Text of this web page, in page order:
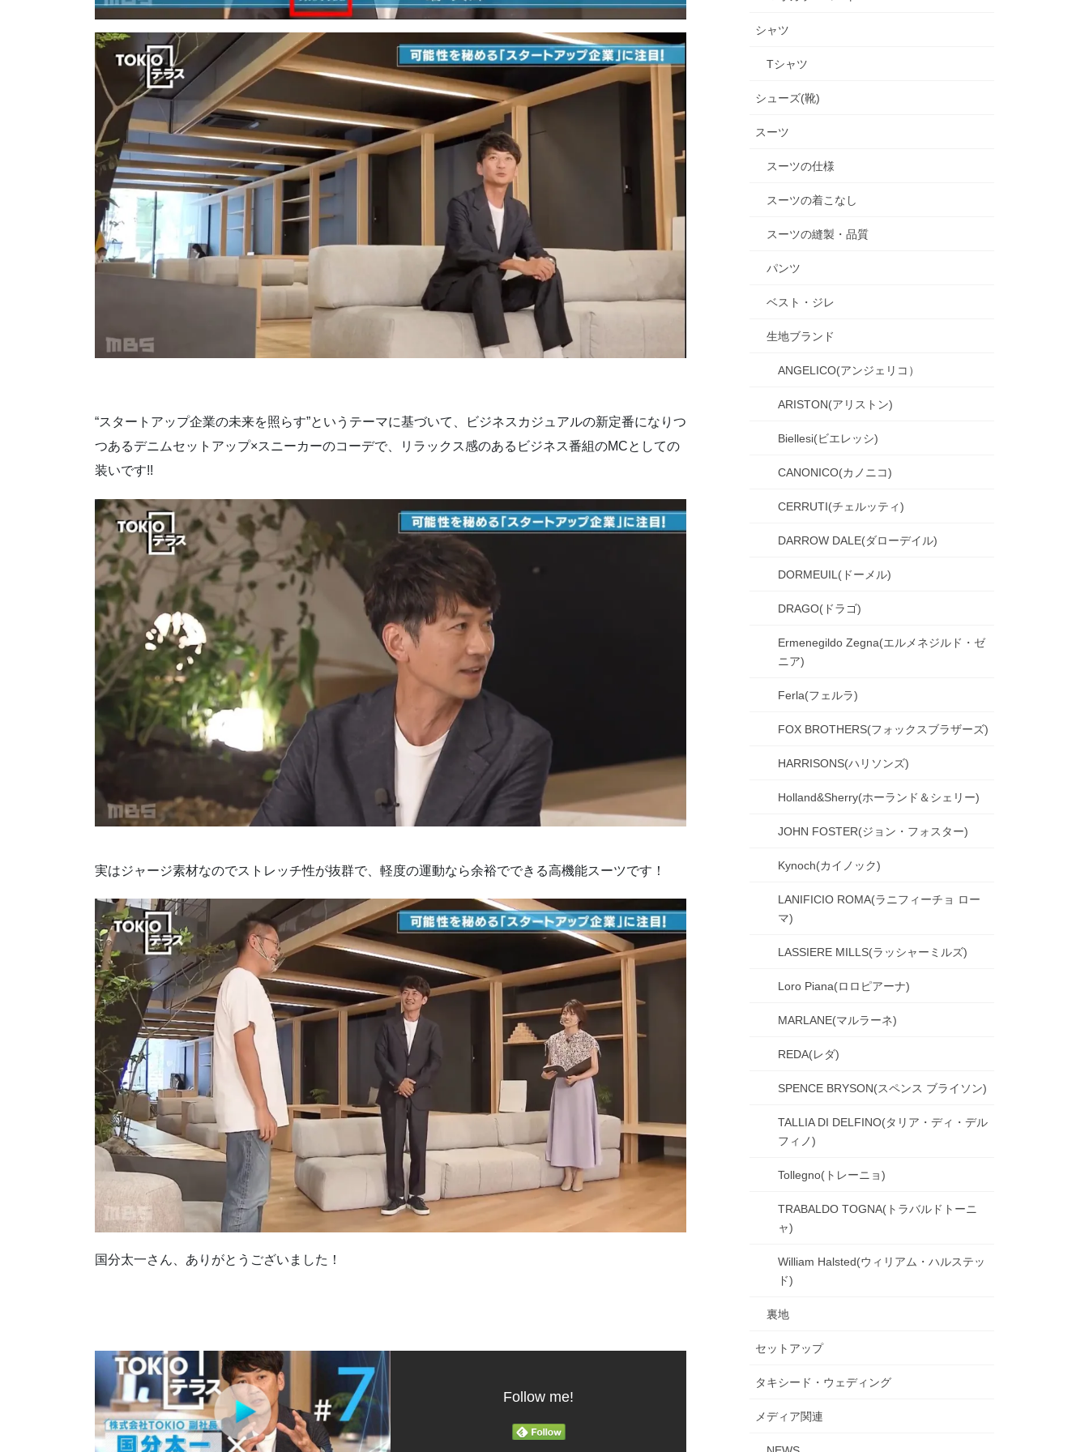
“スタートアップ企業の未来を照らす”というテーマに基づいて、ビジネスカジュアルの新定番になりつ
つあるデニムセットアップ×スニーカーのコーデで、リラックス感のあるビジネス番組のMCとしての
装いです!!
実はジャージ素材なのでストレッチ性が抜群で、軽度の運動なら余裕でできる高機能スーツです！
国分太一さん、ありがとうございました！
Follow me!
シャツ
Tシャツ
シューズ(靴)
スーツ
スーツの仕様
スーツの着こなし
スーツの縫製・品質
パンツ
ベスト・ジレ
生地ブランド
ANGELICO(アンジェリコ）
ARISTON(アリストン)
Biellesi(ビエレッシ)
CANONICO(カノニコ)
CERRUTI(チェルッティ)
DARROW DALE(ダローデイル)
DORMEUIL(ドーメル)
DRAGO(ドラゴ)
Ermenegildo Zegna(エルメネジルド・ゼ
ニア)
Ferla(フェルラ)
FOX BROTHERS(フォックスブラザーズ)
HARRISONS(ハリソンズ)
Holland&Sherry(ホーランド＆シェリー)
JOHN FOSTER(ジョン・フォスター)
Kynoch(カイノック)
LANIFICIO ROMA(ラニフィーチョ ロー
マ)
LASSIERE MILLS(ラッシャーミルズ)
Loro Piana(ロロピアーナ)
MARLANE(マルラーネ)
REDA(レダ)
SPENCE BRYSON(スペンス ブライソン)
TALLIA DI DELFINO(タリア・ディ・デル
フィノ)
Tollegno(トレーニョ)
TRABALDO TOGNA(トラバルドトーニ
ャ)
William Halsted(ウィリアム・ハルステッ
ド)
裏地
セットアップ
タキシード・ウェディング
メディア関連